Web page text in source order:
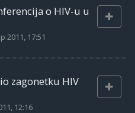
o HIV-u u
2011, 17:51
zagonetku HIV
12:16